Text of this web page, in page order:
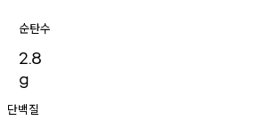
순탄수
2.8
g
단백질